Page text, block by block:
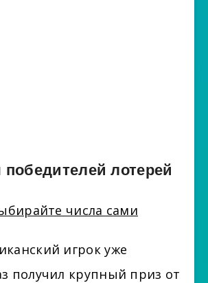
лотерей
числа сами
игрок уже
получил крупный приз от